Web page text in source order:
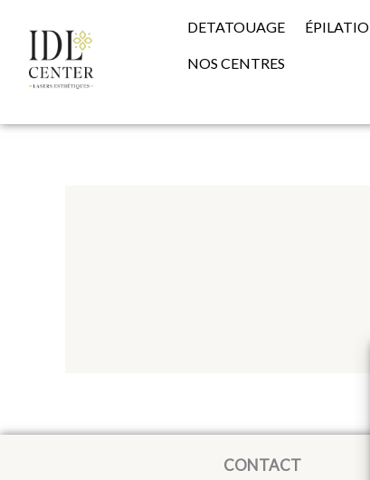
contenu
DETATOUAGE
NOS CENTRES
CONTACT